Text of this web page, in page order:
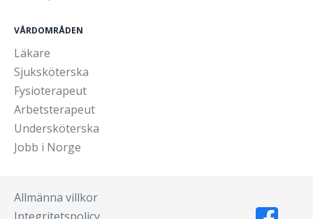
VÅRDOMRÅDEN
Läkare
Sjuksköterska
Fysioterapeut
Arbetsterapeut
Undersköterska
Jobb i Norge
Allmänna villkor
Integritetspolicy